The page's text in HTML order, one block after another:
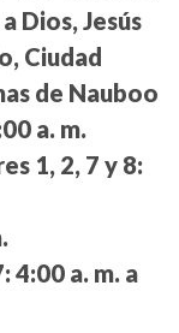
Dios, Jesús
Ciudad
de Nauboo
a. m.
1, 2, 7 y 8:
4:00 a. m. a